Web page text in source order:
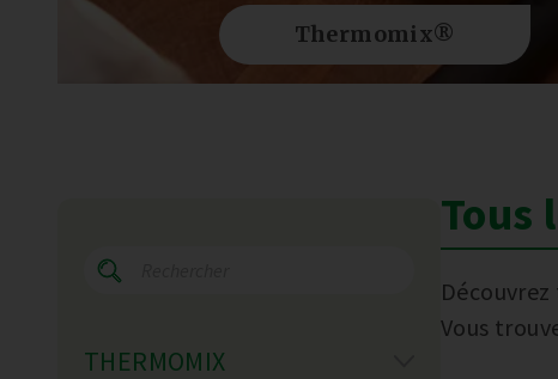
Thermomix®
THERMOMIX
Tous
Vous